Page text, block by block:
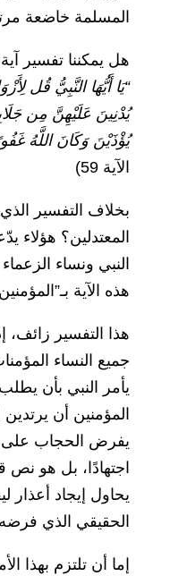
المسلمة خاضعة
هل يمكننا تفسير
“يَا أَيُّهَا النَّبِيُّ قُل
يُدْنِينَ عَلَيْهِنَّ مِن
يُؤْذَيْنَ وَكَانَ اللَّهُ
الآية 59)
بخلاف التفسير
المعتدلين؟ هؤلاء
النبي ونساء
هذه الآية
هذا التفسير زائف،
جميع النساء
يأمر النبي بأن
المؤمنين أن
يفرض الحجاب على
اجتهادًا، بل هو نص
يحاول إيجاد أعذار
الحقيقي الذي فرضه
إما أن تلتزم بهذا